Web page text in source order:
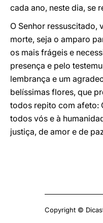
cada ano, neste dia, se
O Senhor ressuscitado,
morte, seja o amparo
os mais frágeis e
presença e pelo
lembrança e um
belíssimas flores, que
todos repito com afeto:
todos vós e à
justiça, de amor e de
Copyright ©